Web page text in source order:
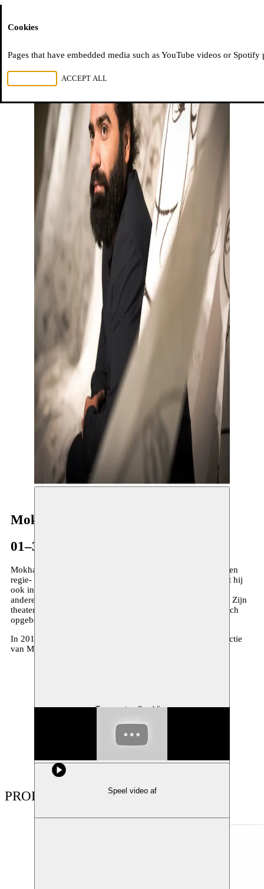
Toon grote afbeelding
Mokhallad Rasem
01–31.05.2013
Mokhallad Rasem (Bagdad, 1981) volgt in Bagdad zowel een
regie- als een acteursopleiding. Zijn eerste producties maakt hij
ook in die stad. Maar de oorlog in Irak geeft zijn leven een
andere wending en sinds2005 woont en werkt hij in België. Zijn
theaterwerk is flitsend en fysiek, associatief en fragmentarisch
opgebouwd, helder en beeldend in zijn ideeën.
In 2014 creëert Mokhallad Rasem ‘
’, een co-productie
van Moussem en Toneelhuis.
Speel video af
PRODUCTIES
Cookies
Pages that have embedded media such as YouTube videos or
ACCEPT ALL